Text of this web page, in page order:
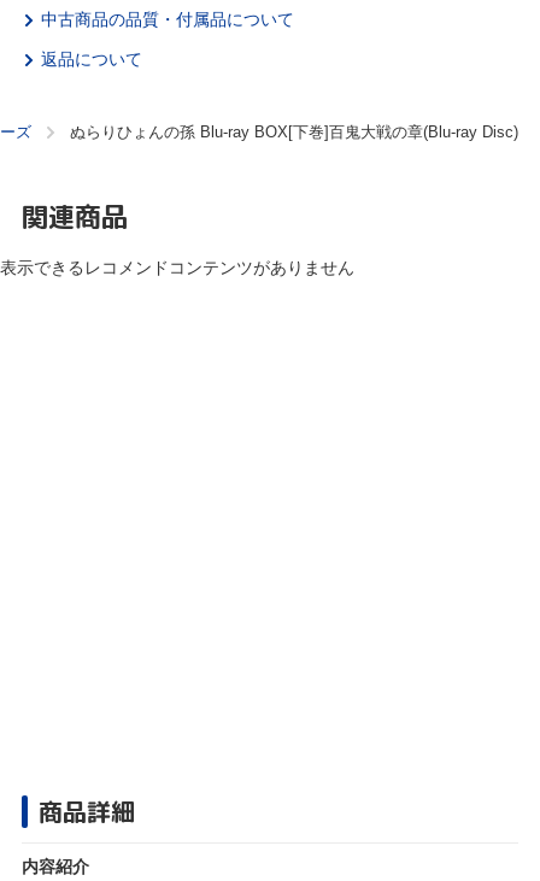
中古商品の品質・付属品について
返品について
ズ ぬらりひょんの孫 Blu-ray BOX[下巻]百鬼大戦の章(Blu-ray Disc)
関連商品
表示できるレコメンドコンテンツがありません
商品詳細
内容紹介